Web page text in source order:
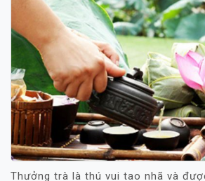
Thưởng trà là thú vui tao nhã và